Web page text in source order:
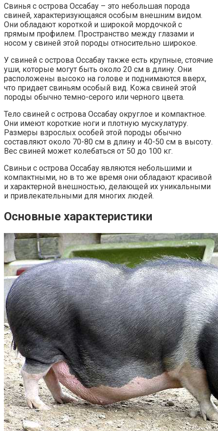
Свинья с острова Оссабау – это небольшая порода
свиней, характеризующаяся особым внешним видом.
Они обладают короткой и широкой мордочкой с
прямым профилем. Пространство между глазами и
носом у свиней этой породы относительно широкое.
У свиней с острова Оссабау также есть крупные, стоячие
уши, которые могут быть около 20 см в длину. Они
расположены высоко на голове и поднимаются вверх,
что придает свиньям особый вид. Кожа свиней этой
породы обычно темно-серого или черного цвета.
Тело свиней с острова Оссабау округлое и компактное.
Они имеют короткие ноги и плотную мускулатуру.
Размеры взрослых особей этой породы обычно
составляют около 70-80 см в длину и 40-50 см в высоту.
Вес свиней может колебаться от 50 до 100 кг.
Свиньи с острова Оссабау являются небольшими и
компактными, но в то же время они обладают красивой
и характерной внешностью, делающей их уникальными
и привлекательными для многих людей.
Основные характеристики